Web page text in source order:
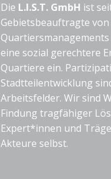
Die L.I.S.T. GmbH ist
Gebietsbeauftragte
eine sozial gerechtere
Quartiere ein.
Stadtteilentwicklung
Arbeitsfelder. Wir sind
Findung tragfähiger
Expert*innen und
Akteure selbst.